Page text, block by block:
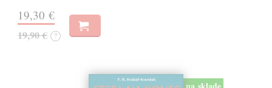
19,30 €
19,90 € ?